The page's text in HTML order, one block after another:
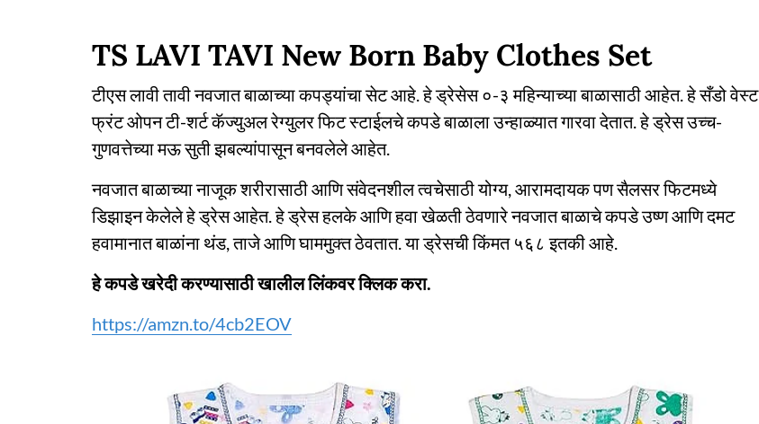
TS LAVI TAVI New Born Baby Clothes Set
टीएस लावी तावी नवजात बाळाच्या कपड्यांचा सेट आहे. हे ड्रेसेस ०-३ महिन्याच्या बाळासाठी आहेत. हे सँडो वेस्ट
फ्रंट ओपन टी-शर्ट कॅज्युअल रेग्युलर फिट स्टाईलचे कपडे बाळाला उन्हाळ्यात गारवा देतात. हे ड्रेस उच्च-
गुणवत्तेच्या मऊ सुती झबल्यांपासून बनवलेले आहेत.
नवजात बाळाच्या नाजूक शरीरासाठी आणि संवेदनशील त्वचेसाठी योग्य, आरामदायक पण सैलसर फिटमध्ये
डिझाइन केलेले हे ड्रेस आहेत. हे ड्रेस हलके आणि हवा खेळती ठेवणारे नवजात बाळाचे कपडे उष्ण आणि दमट
हवामानात बाळांना थंड, ताजे आणि घाममुक्त ठेवतात. या ड्रेसची किंमत ५६८ इतकी आहे.
हे कपडे खरेदी करण्यासाठी खालील लिंकवर क्लिक करा.
https://amzn.to/4cb2EOV